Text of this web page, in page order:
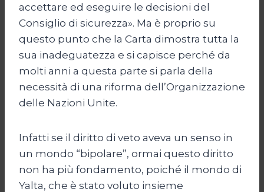
accettare ed eseguire le decisioni del
Consiglio di sicurezza». Ma è proprio su
questo punto che la Carta dimostra tutta la
sua inadeguatezza e si capisce perché da
molti anni a questa parte si parla della
necessità di una riforma dell’Organizzazione
delle Nazioni Unite.
Infatti se il diritto di veto aveva un senso in
un mondo “bipolare”, ormai questo diritto
non ha più fondamento, poiché il mondo di
Yalta, che è stato voluto insieme